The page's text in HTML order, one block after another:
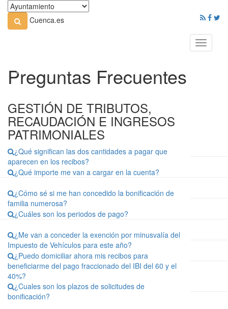
Cuenca.es
Toggle
Preguntas Frecuentes
GESTIÓN DE TRIBUTOS,
RECAUDACIÓN E INGRESOS
PATRIMONIALES
¿Qué significan las dos cantidades a pagar que
aparecen en los recibos?
¿Qué importe me van a cargar en la cuenta?
¿Cómo sé si me han concedido la bonificación de
familia numerosa?
¿Cuáles son los periodos de pago?
¿Me van a conceder la exención por minusvalía del
Impuesto de Vehículos para este año?
¿Puedo domiciliar ahora mis recibos para
beneficiarme del pago fraccionado del IBI del 60 y el
40%?
¿Cuales son los plazos de solicitudes de
bonificación?